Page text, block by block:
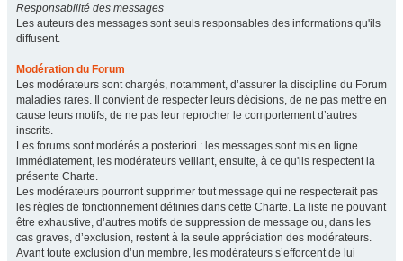
Responsabilité des messages
Les auteurs des messages sont seuls responsables des informations qu'ils
diffusent.
Modération du Forum
Les modérateurs sont chargés, notamment, d’assurer la discipline du Forum
maladies rares. Il convient de respecter leurs décisions, de ne pas mettre en
cause leurs motifs, de ne pas leur reprocher le comportement d’autres
inscrits.
Les forums sont modérés a posteriori : les messages sont mis en ligne
immédiatement, les modérateurs veillant, ensuite, à ce qu'ils respectent la
présente Charte.
Les modérateurs pourront supprimer tout message qui ne respecterait pas
les règles de fonctionnement définies dans cette Charte. La liste ne pouvant
être exhaustive, d’autres motifs de suppression de message ou, dans les
cas graves, d’exclusion, restent à la seule appréciation des modérateurs.
Avant toute exclusion d’un membre, les modérateurs s’efforcent de lui